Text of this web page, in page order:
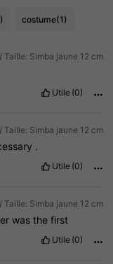
costume(1)
Simba jaune 12 cm
Utile (0)
Simba jaune 12 cm
.
Utile (0)
Simba jaune 12 cm
wasthefirst
Utile (0)